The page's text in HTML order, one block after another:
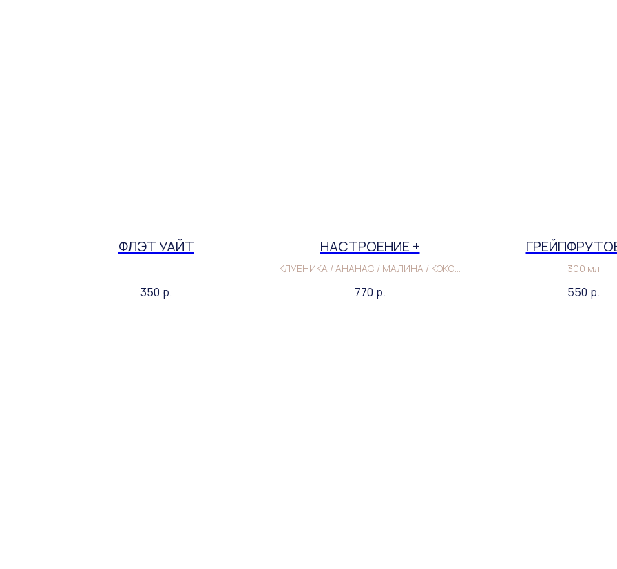
ФЛЭТ УАЙТ
350 р.
НАСТРОЕНИЕ +
КЛУБНИКА / АНАНАС / МАЛИНА / КОКОС
770 р.
300 мл
550 р.